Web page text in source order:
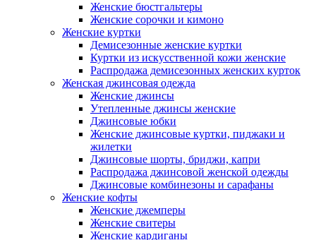
Женские бюстгальтеры
Женские сорочки и кимоно
Женские куртки
Демисезонные женские куртки
Куртки из искусственной кожи женские
Распродажа демисезонных женских курток
Женская джинсовая одежда
Женские джинсы
Утепленные джинсы женские
Джинсовые юбки
Женские джинсовые куртки, пиджаки и
жилетки
Джинсовые шорты, бриджи, капри
Распродажа джинсовой женской одежды
Джинсовые комбинезоны и сарафаны
Женские кофты
Женские джемперы
Женские свитеры
Женские кардиганы